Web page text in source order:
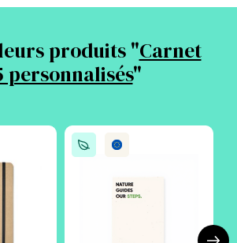
produits "Carnet
personnalisés"